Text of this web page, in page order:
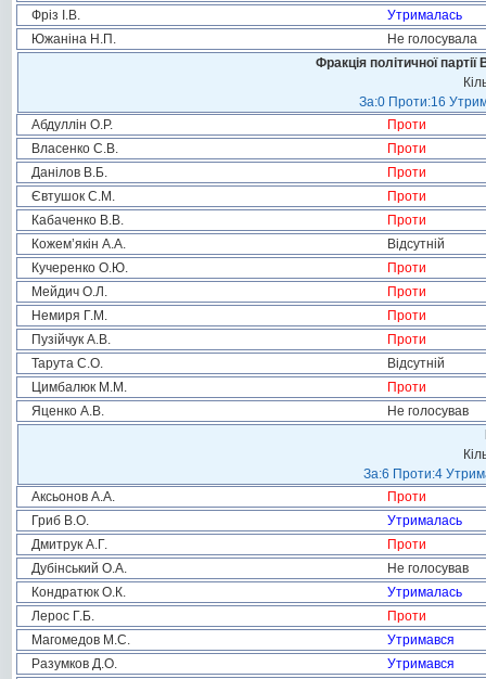
Фріз І.В.
Утрималась
Южаніна Н.П.
Не голосувала
Фракція політичної
За:0 Проти:16
Абдуллін О.Р.
Проти
Власенко С.В.
Проти
Данілов В.Б.
Проти
Євтушок С.М.
Проти
Кабаченко В.В.
Проти
Кожем’якін А.А.
Відсутній
Кучеренко О.Ю.
Проти
Мейдич О.Л.
Проти
Немиря Г.М.
Проти
Пузійчук А.В.
Проти
Тарута С.О.
Відсутній
Цимбалюк М.М.
Проти
Яценко А.В.
Не голосував
За:6 Проти:4
Аксьонов А.А.
Проти
Гриб В.О.
Утрималась
Дмитрук А.Г.
Проти
Дубінський О.А.
Не голосував
Кондратюк О.К.
Утрималась
Лерос Г.Б.
Проти
Магомедов М.С.
Утримався
Разумков Д.О.
Утримався